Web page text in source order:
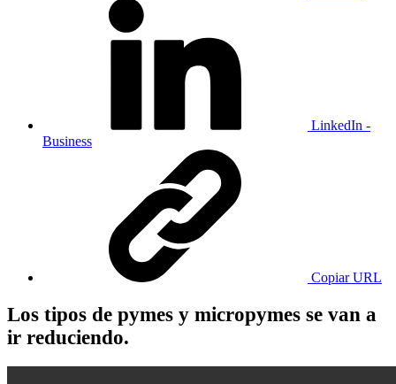
LinkedIn -
Business
Copiar URL
Los tipos de pymes y micropymes se van a
ir reduciendo.